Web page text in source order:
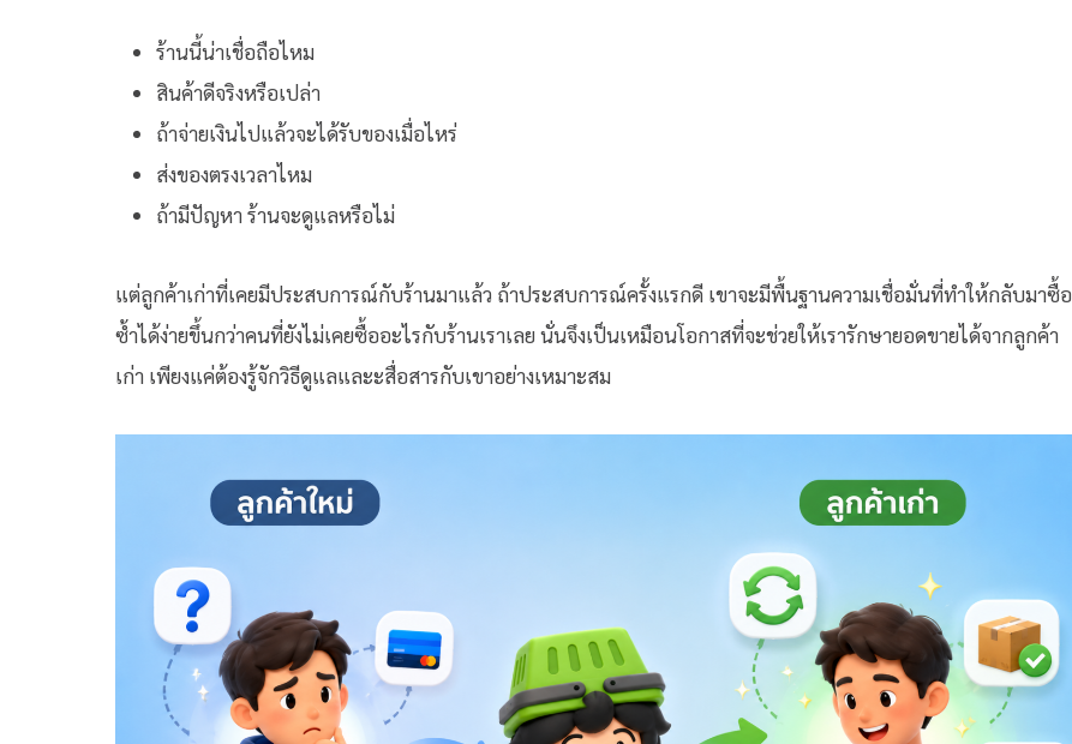
ร้านนี้น่าเชื่อถือไหม
สินค้าดีจริงหรือเปล่า
ถ้าจ่ายเงินไปแล้วจะได้รับของเมื่อไหร่
ส่งของตรงเวลาไหม
ถ้ามีปัญหา ร้านจะดูแลหรือไม่
แต่ลูกค้าเก่าที่เคยมีประสบการณ์กับร้านมาแล้ว ถ้าประสบการณ์ครั้งแรกดี เขาจะมีพื้นฐานความเชื่อมั่นที่ทำให้กลับมาซื้อ
ซ้ำได้ง่ายขึ้นกว่าคนที่ยังไม่เคยซื้ออะไรกับร้านเราเลย นั่นจึงเป็นเหมือนโอกาสที่จะช่วยให้เรารักษายอดขายได้จากลูกค้า
เก่า เพียงแค่ต้องรู้จักวิธีดูแลและะสื่อสารกับเขาอย่างเหมาะสม